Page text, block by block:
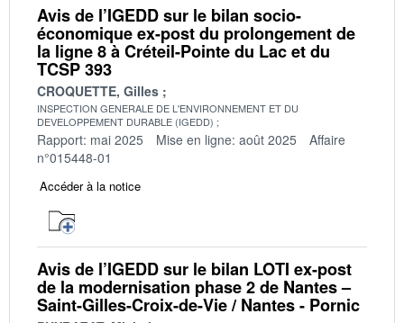
Avis de l’IGEDD sur le bilan socio-
économique ex-post du prolongement de
la ligne 8 à Créteil-Pointe du Lac et du
TCSP 393
CROQUETTE, Gilles
INSPECTION GENERALE DE L'ENVIRONNEMENT ET DU
DEVELOPPEMENT DURABLE (IGEDD)
Rapport: mai 2025 Mise en ligne: août 2025
Affaire
n°015448-01
Accéder à la notice
Avis de l’IGEDD sur le bilan LOTI ex-post
de la modernisation phase 2 de Nantes –
Saint-Gilles-Croix-de-Vie / Nantes - Pornic